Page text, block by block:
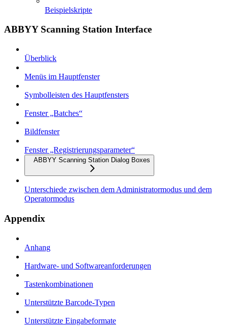
Beispielskripte
ABBYY Scanning Station Interface
Überblick
Menüs im Hauptfenster
Symbolleisten des Hauptfensters
Fenster „Batches“
Bildfenster
Fenster „Registrierungsparameter“
ABBYY Scanning Station Dialog Boxes
Unterschiede zwischen dem Administratormodus und dem
Operatormodus
Appendix
Anhang
Hardware- und Softwareanforderungen
Tastenkombinationen
Unterstützte Barcode-Typen
Unterstützte Eingabeformate